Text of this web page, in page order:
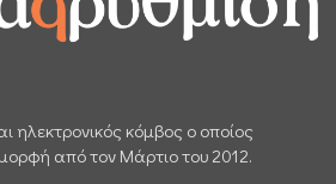
ηλεκτρονικός κόμβος ο οποίος
από τον Μάρτιο του 2012.